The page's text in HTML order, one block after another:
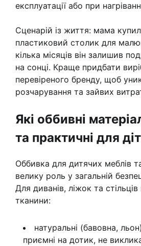
експлуатації або при
Сценарій із життя: мама
пластиковий столик для
кілька місяців він залишив
на сонці. Краще придбати
перевіреного бренду, щоб
розчарування та зайвих
Які оббивні
та практичні для
Оббивка для дитячих меблів
велику роль у загальній
Для диванів, ліжок та
тканини:
натуральні (бавовна,
приємні на дотик, не